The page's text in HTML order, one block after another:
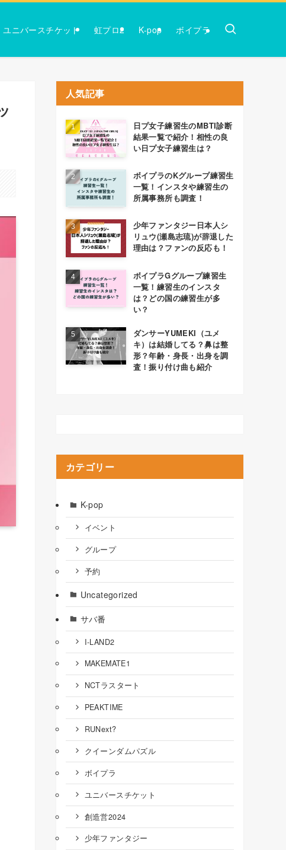
ユニバースチケット 虹プロ2 K-pop ボイプラ
人気記事
日プ女子練習生のMBTI診断
結果一覧で紹介！相性の良
い日プ女子練習生は？
ボイプラのKグループ練習生
一覧！インスタや練習生の
所属事務所も調査！
少年ファンタジー日本人シ
リュウ(瀬島志琉)が辞退した
理由は？ファンの反応も！
ボイプラGグループ練習生
一覧！練習生のインスタ
は？どの国の練習生が多
い？
ダンサーYUMEKI（ユメ
キ）は結婚してる？鼻は整
形？年齢・身長・出身を調
査！振り付け曲も紹介
カテゴリー
K-pop
イベント
グループ
予約
Uncategorized
サバ番
I-LAND2
MAKEMATE1
NCTラスタート
PEAKTIME
RUNext?
クイーンダムパズル
ボイプラ
ユニバースチケット
創造営2024
少年ファンタジー